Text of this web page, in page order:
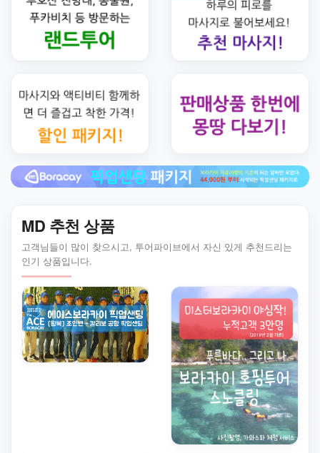
MD 추천 상품
고객님들이 많이 찾으시고, 투어파이브에서 자신 있게 추천드리는
인기 상품입니다.